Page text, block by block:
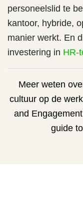
personeelslid te
kantoor, hybride,
manier werkt. En
investering in HR-
Meer weten
cultuur op de
and
guide